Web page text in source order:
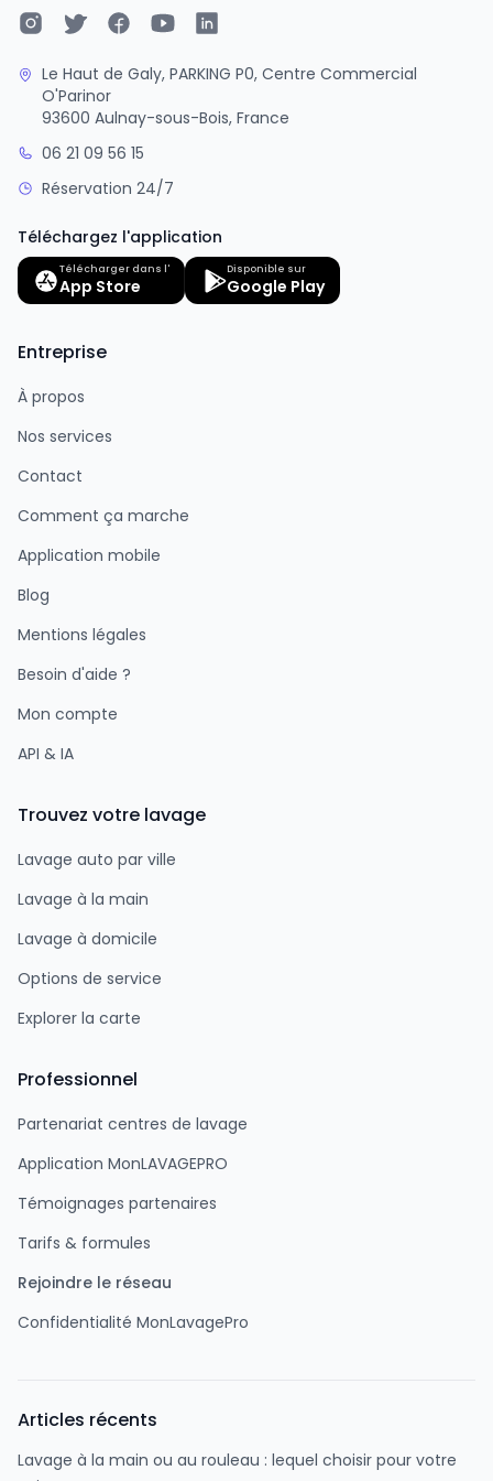
Le Haut de Galy, PARKING P0, Centre Commercial
O'Parinor
93600 Aulnay-sous-Bois, France
06 21 09 56 15
Réservation 24/7
Téléchargez l'application
Télécharger dans l'
App Store
Disponible sur
Google Play
Entreprise
À propos
Nos services
Contact
Comment ça marche
Application mobile
Blog
Mentions légales
Besoin d'aide ?
Mon compte
API & IA
Trouvez votre lavage
Lavage auto par ville
Lavage à la main
Lavage à domicile
Options de service
Explorer la carte
Professionnel
Partenariat centres de lavage
Application MonLAVAGEPRO
Témoignages partenaires
Tarifs & formules
Rejoindre le réseau
Confidentialité MonLavagePro
Articles récents
Lavage à la main ou au rouleau : lequel choisir pour votre